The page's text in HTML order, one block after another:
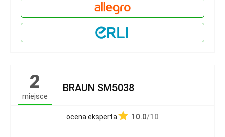
2
miejsce
BRAUN SM5038
ocena eksperta 10.0/10